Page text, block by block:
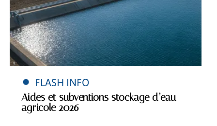
FLASH INFO
Aides et subventions stockage d’eau
agricole 2026